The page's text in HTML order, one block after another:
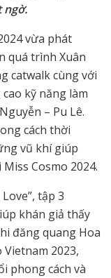
ngờ.
vừa phát
quá trình Xuân
catwalk cùng với
kỹ năng làm
– Pu Lê.
cách thời
vũ khí giúp
Cosmo 2024.
tập 3
khán giả thấy
đăng quang Hoa
2023,
phong cách và